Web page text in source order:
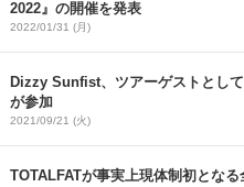
2022』の開催を発表
2022/01/31 (月)
Dizzy Sunfist、ツアーゲストとし
が参加
2021/09/21 (火)
TOTALFATが事実上現体制初とな